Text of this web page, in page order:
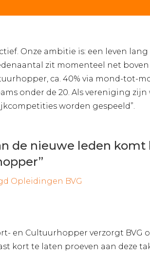
Onze ambitie is: een leven
zit momenteel net boven
ca. 40% via mond-tot-
onder de 20. Als vereniging
worden gespeeld”.
de nieuwe leden komt
Opleidingen BVG
en Cultuurhopper verzorgt BVG
kort te laten proeven aan deze